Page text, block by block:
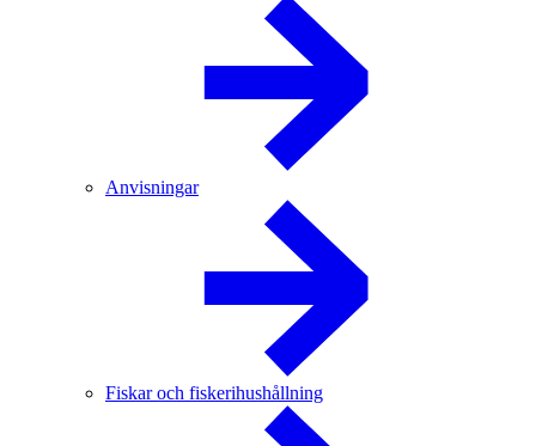
Anvisningar
Fiskar och fiskerihushållning